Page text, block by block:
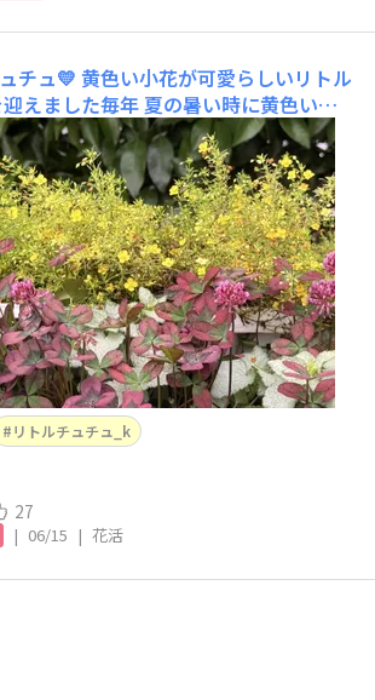
チュ💛 黄色い小花が可愛らしいリトル
えました毎年 夏の暑い時に黄色い可
っぱい咲かせて満開になります今 つぼ
しみです😊 小さな 小さな つぼみがいっ
リトルチュチュ_k
27
| 06/15 | 花活